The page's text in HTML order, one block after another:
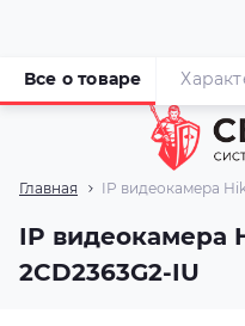
Главная IP видеокамера
IP видеокамера
2CD2363G2-IU
Все о товаре